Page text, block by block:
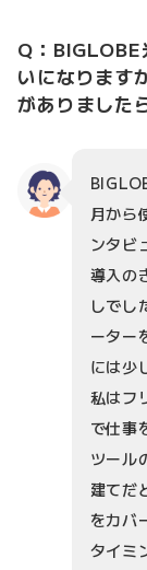
Q：BIGLOBE
いになります
がありました
月から
ンタビ
導入の
しでし
ーター
には少
私はフ
で仕事
ツール
建てだ
をカバ
タイミ